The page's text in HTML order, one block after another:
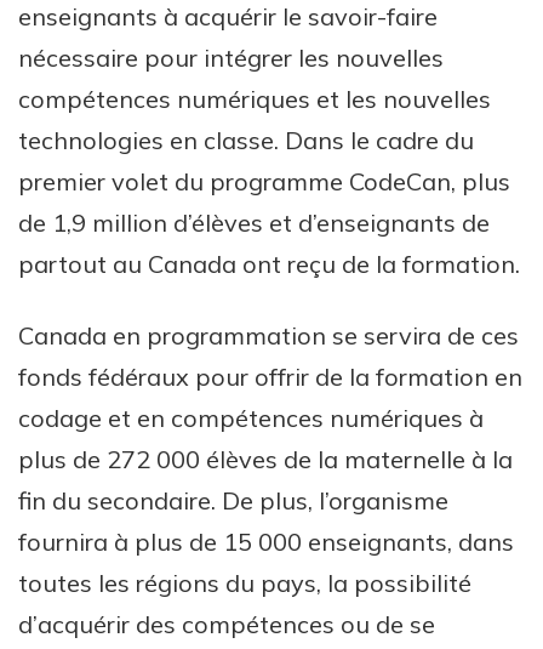
enseignants à acquérir le savoir-faire
nécessaire pour intégrer les nouvelles
compétences numériques et les nouvelles
technologies en classe. Dans le cadre du
premier volet du programme CodeCan, plus
de 1,9 million d’élèves et d’enseignants de
partout au Canada ont reçu de la formation.
Canada en programmation se servira de ces
fonds fédéraux pour offrir de la formation en
codage et en compétences numériques à
plus de 272 000 élèves de la maternelle à la
fin du secondaire. De plus, l’organisme
fournira à plus de 15 000 enseignants, dans
toutes les régions du pays, la possibilité
d’acquérir des compétences ou de se